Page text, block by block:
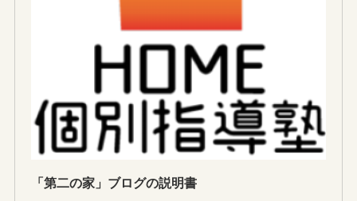
「第二の家」ブログの説明書